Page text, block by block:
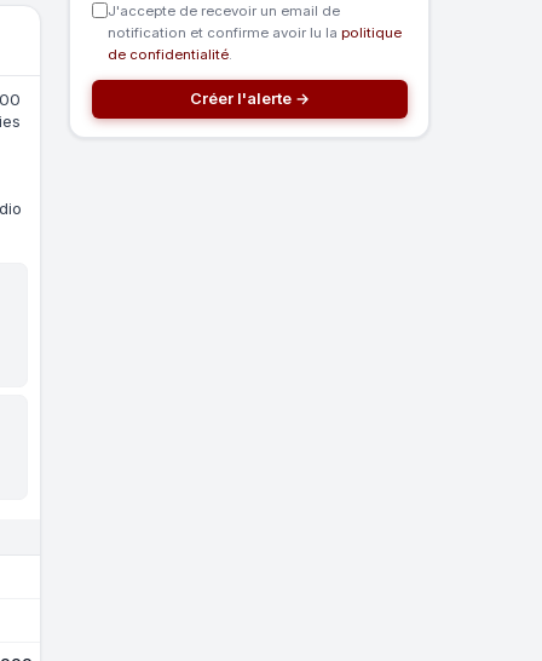
J'accepte de recevoir un email de
notification et confirme avoir lu la politique
de confidentialité.
Créer l'alerte →